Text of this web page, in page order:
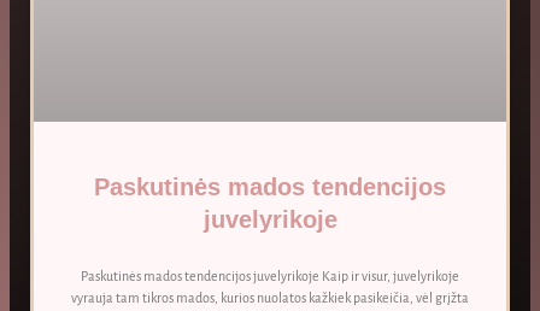
Paskutinės mados tendencijos
juvelyrikoje
Paskutinės mados tendencijos juvelyrikoje Kaip ir visur, juvelyrikoje
vyrauja tam tikros mados, kurios nuolatos kažkiek pasikeičia, vėl grįžta